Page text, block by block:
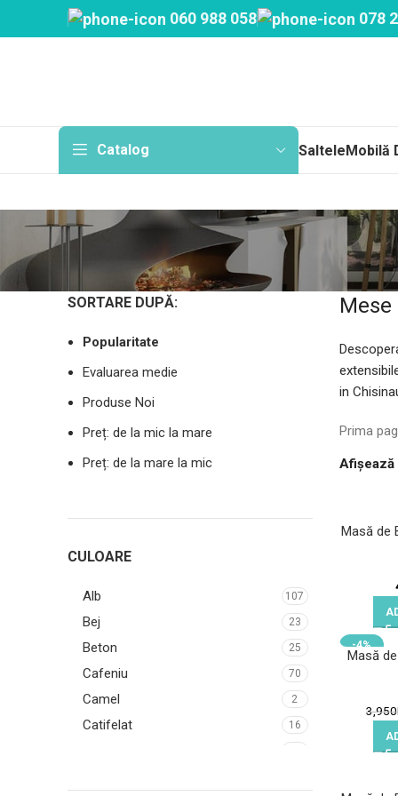
060 988 058 078
Catalog
Cu
SalteleMobilă
SORTARE DUPĂ:
Popularitate
Evaluarea medie
Produse Noi
Preț: de la mic la mare
Preț: de la mare la mic
CULOARE
Alb 107
Bej 23
Beton 25
Cafeniu 70
Camel 2
Catifelat 16
in
Prima
Afișează
Masă de
-4%
Masă
3,950